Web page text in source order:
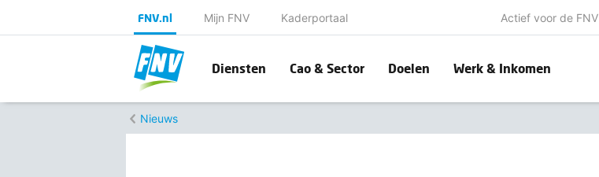
FNV.nl Mijn FNV Kaderportaal Actief voor de FNV
Diensten Cao & Sector Doelen Werk & Inkomen
Nieuws